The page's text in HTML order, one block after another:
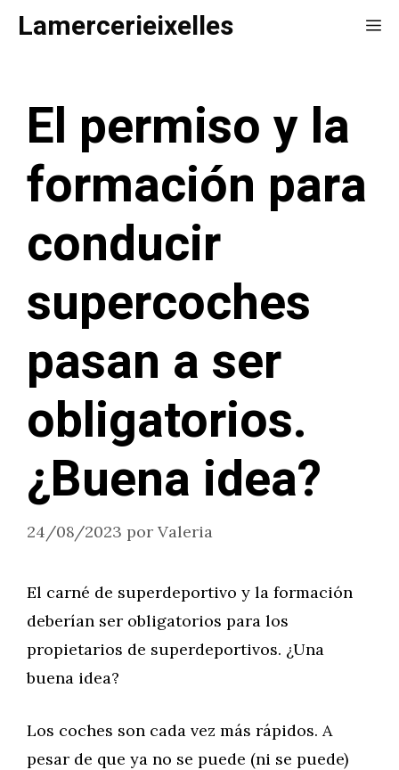
SaltarLamercerieixelles
El permiso y la
formación para
conducir
supercoches
pasan a ser
obligatorios.
¿Buena idea?
24/08/2023 por Valeria
El carné de superdeportivo y la formación
deberían ser obligatorios para los
propietarios de superdeportivos. ¿Una
buena idea?
Los coches son cada vez más rápidos. A
pesar de que ya no se puede (ni se puede)